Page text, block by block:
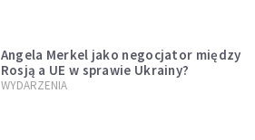
Angela Merkel jako negocjator między
Rosją a UE w sprawie Ukrainy?
WYDARZENIA